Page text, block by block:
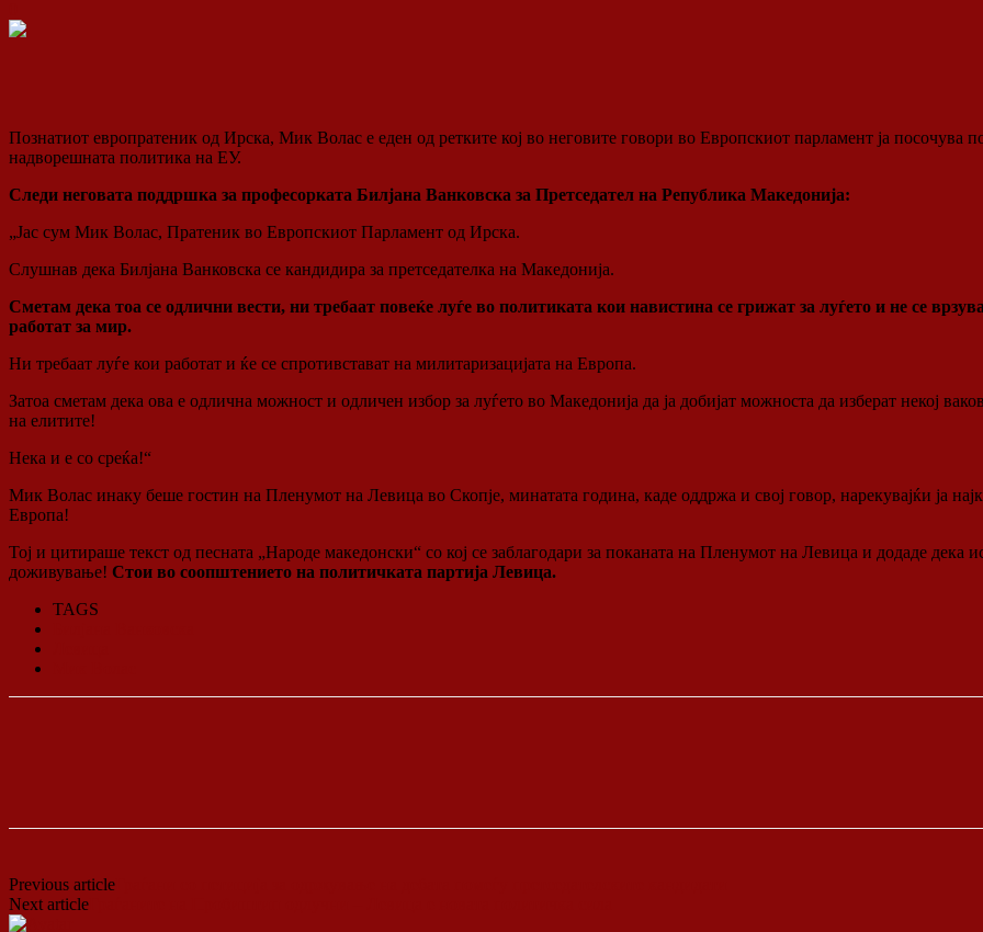
Познатиот европратеник од Ирска, Мик Волас е еден од ретките кој во неговите говори во Европскиот парламент ја посочува
надворешната политика на ЕУ.
Следи неговата поддршка за професорката Билјана Ванковска за Претседател на Република Македонија:
„Јас сум Мик Волас, Пратеник во Европскиот Парламент од Ирска.
Слушнав дека Билјана Ванковска се кандидира за претседателка на Македонија.
Сметам дека тоа се одлични вести, ни требаат повеќе луѓе во политиката кои навистина се грижат за луѓето и не се
работат за мир.
Ни требаат луѓе кои работат и ќе се спротивстават на милитаризацијата на Европа.
Затоа сметам дека ова е одлична можност и одличен избор за луѓето во Македонија да ја добијат можноста да изберат некој
на елитите!
Нека и е со среќа!“
Мик Волас инаку беше гостин на Пленумот на Левица во Скопје, минатата година, каде оддржа и свој говор, нарекувајќи ја
Европа!
Тој и цитираше текст од песната „Народе македонски“ со кој се заблагодари за поканата на Пленумот на Левица и додаде дека
доживување! Стои во соопштението на политичката партија Левица.
TAGS
Previous article
Next article